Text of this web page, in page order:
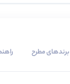
برندهای مطرح